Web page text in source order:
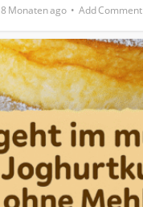
8 Monaten ago Add Comment